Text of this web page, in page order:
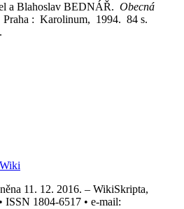
a Blahoslav BEDNÁŘ. Obecná
Praha : Karolinum, 1994. 84 s.
.
11. 12. 2016. – WikiSkripta,
1804-6517 • e-mail: